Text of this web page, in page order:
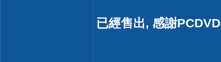
已經售出, 感謝